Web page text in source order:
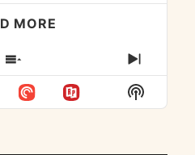
MORE
SHOW
EPISODES
LIST
NEXT
Show
Podcast